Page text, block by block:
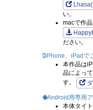
い。
macで作
ださい。
iPhone、iPadで
本作品は
品によっ
す。
Android用専用
本体タイ